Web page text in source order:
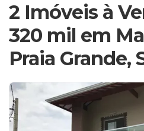
2 Imóveis à
320 mil em
Praia Grande,